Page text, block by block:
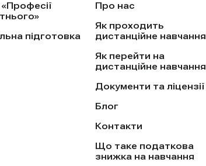
підготовка
Про нас
Як проходить
дистанційне навчання
Як перейти на
дистанційне навчання
Документи та ліцензії
Блог
Контакти
Що таке податкова
знижка на навчання